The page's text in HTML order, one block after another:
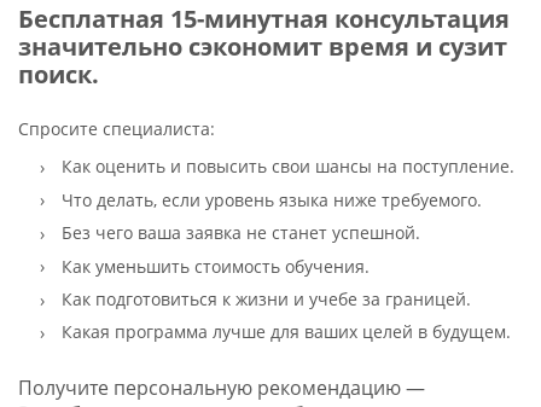
Бесплатная 15-минутная консультация
значительно сэкономит время и сузит
поиск.
Спросите специалиста:
Как оценить и повысить свои шансы на поступление.
Что делать, если уровень языка ниже требуемого.
Без чего ваша заявка не станет успешной.
Как уменьшить стоимость обучения.
Как подготовиться к жизни и учебе за границей.
Какая программа лучше для ваших целей в будущем.
Получите персональную рекомендацию —